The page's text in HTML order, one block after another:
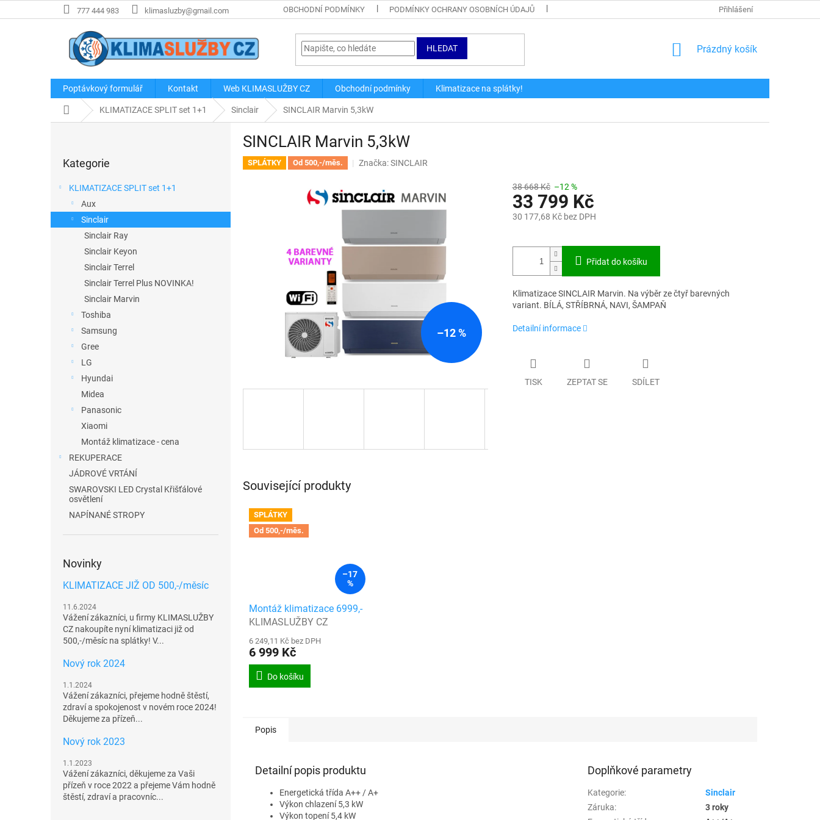
na
777 444 983 klimasluzby@gmail.com OBCHODNÍ PODMÍNKY PODMÍNKY OCHRANY OSOBNÍCH ÚDAJŮ Přihlášení
HLEDAT
NÁKUPNÍ
Prázdný košík
Poptávkový formulář Kontakt Web KLIMASLUŽBY CZ Obchodní podmínky Klimatizace na splátky!
Domů KLIMATIZACE SPLIT set 1+1 Sinclair SINCLAIR Marvin 5,3kW
n
kategorie
Kategorie
KLIMATIZACE SPLIT set 1+1
Aux
Sinclair
Sinclair Ray
Sinclair Keyon
Sinclair Terrel
Sinclair Terrel Plus NOVINKA!
Sinclair Marvin
Toshiba
Samsung
Gree
LG
Hyundai
Midea
Panasonic
Xiaomi
Montáž klimatizace - cena
REKUPERACE
JÁDROVÉ VRTÁNÍ
SWAROVSKI LED Crystal Křišťálové
osvětlení
NAPÍNANÉ STROPY
Novinky
KLIMATIZACE JIŽ OD 500,-/měsíc
11.6.2024
Vážení zákazníci, u firmy KLIMASLUŽBY
CZ nakoupíte nyní klimatizaci již od
500,-/měsíc na splátky! V...
Nový rok 2024
1.1.2024
Vážení zákazníci, přejeme hodně štěstí,
zdraví a spokojenost v novém roce 2024!
Děkujeme za přízeň...
Nový rok 2023
1.1.2023
Vážení zákazníci, děkujeme za Vaši
přízeň v roce 2022 a přejeme Vám hodně
štěstí, zdraví a pracovníc...
SINCLAIR Marvin 5,3kW
SPLÁTKY Od 500,-/měs. Značka:SINCLAIR
–12 %
38 668 Kč –12 %
33 799 Kč
30 177,68 Kč bez DPH
cena:
Přidat do košíku
Klimatizace SINCLAIR Marvin. Na výběr ze čtyř barevných
variant. BÍLÁ, STŘÍBRNÁ, NAVI, ŠAMPAŇ
Detailní informace
TISK ZEPTAT SE SDÍLET
Související produkty
SPLÁTKY
Od 500,-/měs.
–17
%
Montáž klimatizace 6999,-
KLIMASLUŽBY CZ
6 249,11 Kč bez DPH
6 999 Kč
Do košíku
Popis
Detailní popis produktu
Energetická třída A++ / A+
Výkon chlazení 5,3 kW
Výkon topení 5,4 kW
Doplňkové parametry
Kategorie:
Sinclair
Záruka:
3 roky